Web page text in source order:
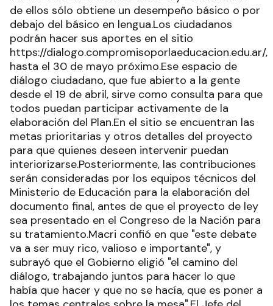
de ellos sólo obtiene un desempeño básico o por
debajo del básico en lengua.Los ciudadanos
podrán hacer sus aportes en el sitio
https://dialogo.compromisoporlaeducacion.edu.ar/,
hasta el 30 de mayo próximo.Ese espacio de
diálogo ciudadano, que fue abierto a la gente
desde el 19 de abril, sirve como consulta para que
todos puedan participar activamente de la
elaboración del Plan.En el sitio se encuentran las
metas prioritarias y otros detalles del proyecto
para que quienes deseen intervenir puedan
interiorizarse.Posteriormente, las contribuciones
serán consideradas por los equipos técnicos del
Ministerio de Educación para la elaboración del
documento final, antes de que el proyecto de ley
sea presentado en el Congreso de la Nación para
su tratamiento.Macri confió en que "este debate
va a ser muy rico, valioso e importante", y
subrayó que el Gobierno eligió "el camino del
diálogo, trabajando juntos para hacer lo que
había que hacer y que no se hacía, que es poner a